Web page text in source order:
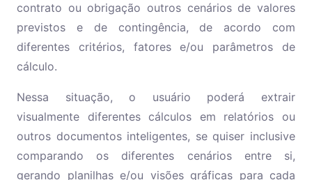
contrato ou obrigação outros cenários de valores
previstos e de contingência, de acordo com
diferentes critérios, fatores e/ou parâmetros de
cálculo.
Nessa situação, o usuário poderá extrair
visualmente diferentes cálculos em relatórios ou
outros documentos inteligentes, se quiser inclusive
comparando os diferentes cenários entre si,
gerando planilhas e/ou visões gráficas para cada